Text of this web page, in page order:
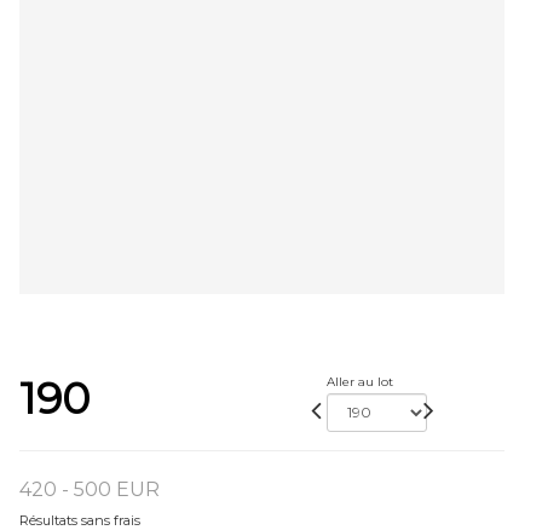
190 Aller au lot
420 - 500 EUR
Résultats sans frais